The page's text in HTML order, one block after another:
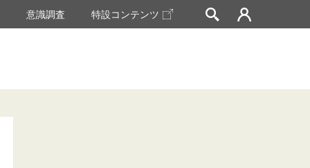
意識調査 特設コンテンツ